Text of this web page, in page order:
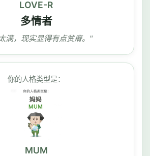
LOVE-R
多情者
满，现实显得有点贫瘠。"
你的人格类型是：
MUM